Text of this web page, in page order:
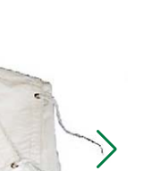
シーンから探す
照明機器